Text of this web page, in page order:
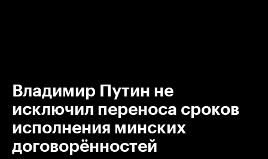
Владимир Путин не
исключил переноса сроков
исполнения минских
договорённостей